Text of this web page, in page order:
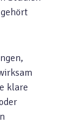
klare